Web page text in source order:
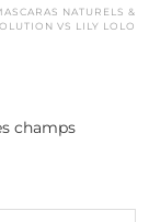
NATURELS &
VS LILY LOLO
champs